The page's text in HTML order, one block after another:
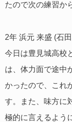
たので次の練習か
2年 浜元 来盛 (石
今日は豊見城高校
は、体力面で途中
かったので、これ
す。また、味方に
極的に言えるよう